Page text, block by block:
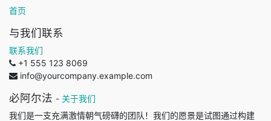
首页
与我们联系
联系我们
+1 555 123 8069
info@yourcompany.example.com
必阿尔法 - 关于我们
我们是一支充满激情朝气磅礴的团队！我们的愿景是试图通过构建